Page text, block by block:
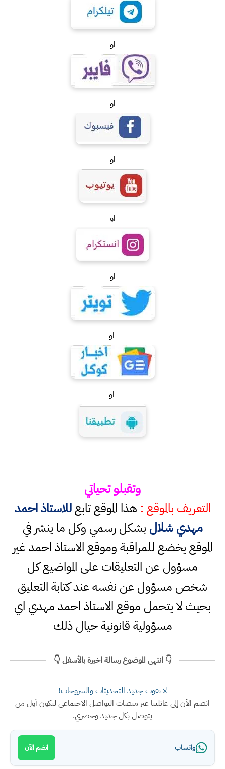
او
او
او
او
او
او
او
وتقبلو تحياتي
التعريف بالموقع : هذا الموقع تابعللاستاذ احمد
مهدي شلال بشكل رسمي وكل ما ينشر في
الموقع يخضع للمراقبة وموقع الاستاذ احمد غير
مسؤول عن التعليقات على المواضيع كل
شخص مسؤول عن نفسه عند كتابة التعليق
بحيث لا يتحمل موقع الاستاذ احمد مهدي اي
مسؤولية قانونية حيال ذلك
👇 انتهى الموضوع رسالة اخيرة بالأسفل 👇
لا تفوت جديد التحديثات والشروحات!
انضم الآن إلى عائلتنا عبر منصات التواصل الاجتماعي لتكون أول من
يتوصل بكل جديد وحصري.
واتساب انضم الآن